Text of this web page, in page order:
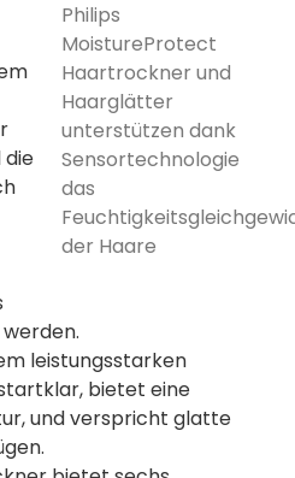
Philips
MoistureProtect
Haartrockner und
Haarglätter
unterstützen dank
Sensortechnologie
das
der Haare
die
leistungsstarken
bietet eine
und verspricht glatte